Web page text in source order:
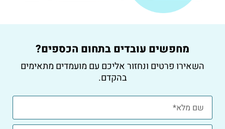
מחפשים עובדים בתחום הכספים?
השאירו פרטים ונחזור אליכם עם מועמדים מתאימים
בהקדם.